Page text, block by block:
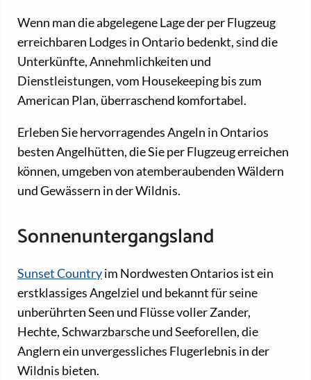
Wenn man die abgelegene Lage der per Flugzeug
erreichbaren Lodges in Ontario bedenkt, sind die
Unterkünfte, Annehmlichkeiten und
Dienstleistungen, vom Housekeeping bis zum
American Plan, überraschend komfortabel.
Erleben Sie hervorragendes Angeln in Ontarios
besten Angelhütten, die Sie per Flugzeug erreichen
können, umgeben von atemberaubenden Wäldern
und Gewässern in der Wildnis.
Sonnenuntergangsland
Sunset Countryim Nordwesten Ontarios ist ein
erstklassiges Angelziel und bekannt für seine
unberührten Seen und Flüsse voller Zander,
Hechte, Schwarzbarsche und Seeforellen, die
Anglern ein unvergessliches Flugerlebnis in der
Wildnis bieten.